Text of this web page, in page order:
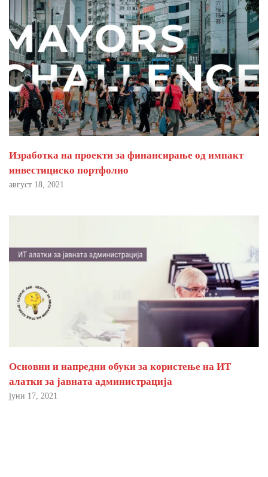
Изработка на проекти за финансирање од импакт
инвестициско портфолио
август 18, 2021
Основни и напредни обуки за користење на ИТ
алатки за јавната администрација
јуни 17, 2021